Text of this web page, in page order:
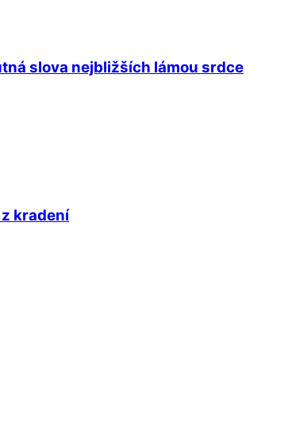
slova nejbližších lámou srdce
kradení